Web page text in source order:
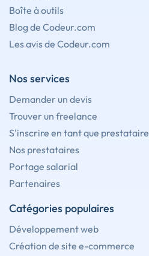
Boîte à outils
Blog de Codeur.com
Les avis de Codeur.com
Nos services
Demander un devis
Trouver un freelance
S'inscrire en tant que prestataire
Nos prestataires
Portage salarial
Partenaires
Catégories populaires
Développement web
Création de site e-commerce